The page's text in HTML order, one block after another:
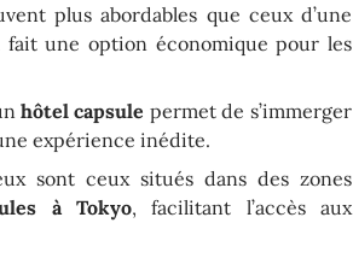
plus abordables que ceux d’une
fait une option économique pour les
hôtel capsule permet de s’immerger
expérience inédite.
sont ceux situés dans des zones
à Tokyo, facilitant l’accès aux